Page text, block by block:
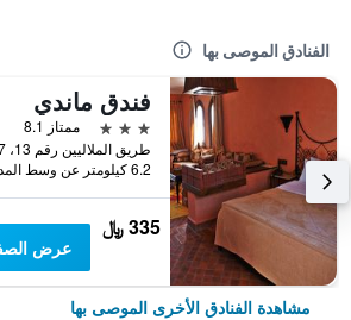
الفنادق الموصى بها
فندق ماندي
3 نجوم
ممتاز 8.1
6.2 كيلومتر عن وسط المدينة
335 ﷼
عرض
مشاهدة الفنادق الأخرى الموصى بها